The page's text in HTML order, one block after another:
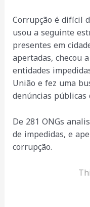
Corrupção é difícil
usou a seguinte
presentes em
apertadas, checou
entidades
União e fez uma
denúncias públicas
De 281 ONGs
de impedidas, e
corrupção.